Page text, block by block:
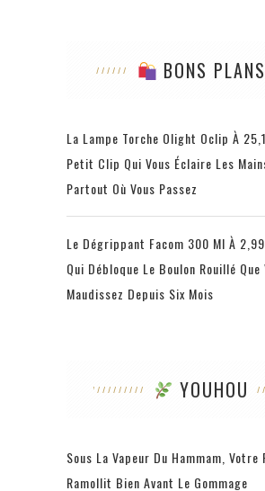
BONS PLANS
La Lampe Torche Olight Oclip À
Petit Clip Qui Vous Éclaire Les
Partout Où Vous Passez
Le Dégrippant Facom 300 Ml À
Qui Débloque Le Boulon Rouillé Que
Maudissez Depuis Six Mois
YOUHOU
Sous La Vapeur Du Hammam, Votre
Ramollit Bien Avant Le Gommage